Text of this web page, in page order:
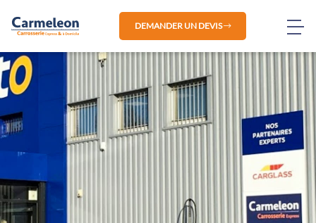
DEMANDER UN DEVIS